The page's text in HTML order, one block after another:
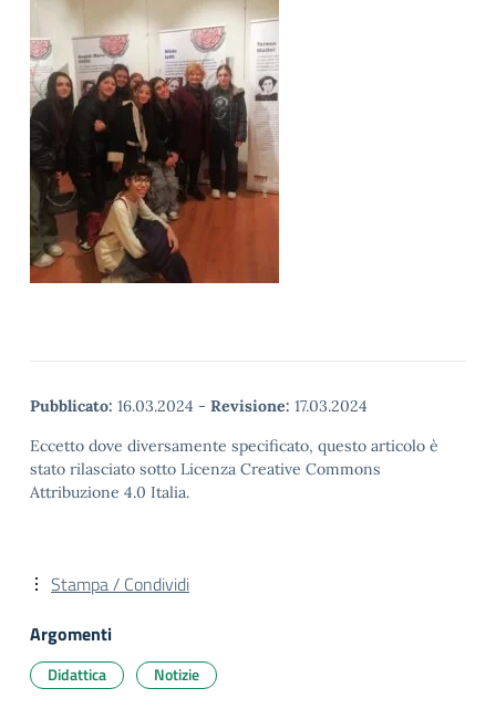
Pubblicato: 16.03.2024 - Revisione: 17.03.2024
Eccetto dove diversamente specificato, questo articolo è
stato rilasciato sotto Licenza Creative Commons
Attribuzione 4.0 Italia.
Stampa / Condividi
Argomenti
Didattica Notizie